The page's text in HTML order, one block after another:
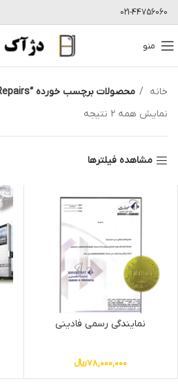
021-44756060
منو
خانه
محصولات برچسب خورده “Fadini Repairs”
نمایش همه 2 نتیجه
مشاهده فیلترها
نمایندگی رسمی فادینی
78,000,000﷼